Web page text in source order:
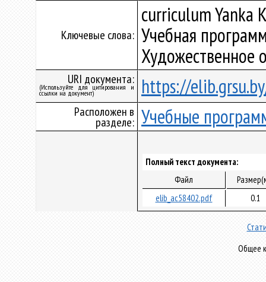
Ключевые слова:
curriculum Yanka
Учебная
Художественное
URI документа:
(Используйте для цитирования и
ссылки на документ) https://
Расположен в
разделе: Учебные
Полный текст документа:
Файл
elib_ac58402.pdf
0.1
Общее